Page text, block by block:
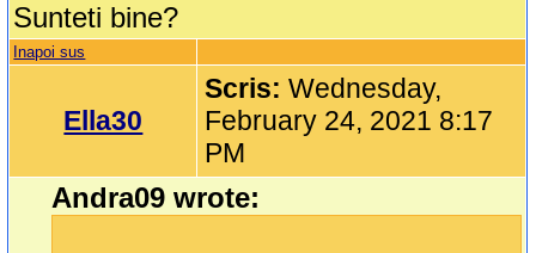
Sunteti bine?
Inapoi sus
Ella30
Scris:Wednesday,
February 24, 2021 8:17
PM
Andra09 wrote: